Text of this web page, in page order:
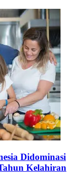
Didominasi
Kelahiran